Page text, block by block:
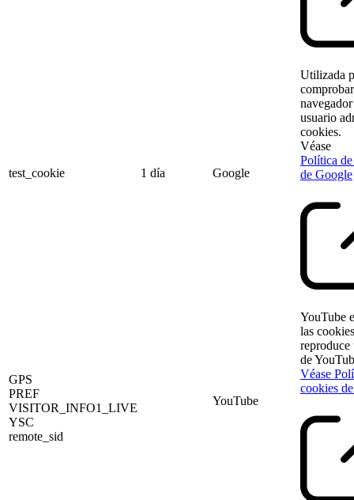
test_cookie 1 día Google
Utilizada
usuario
cookies.
Véase
Política
de Google
GPS
PREF
VISITOR_INFO1_LIVE
YSC
remote_sid
YouTube
YouTube
las
de
Véase
cookies